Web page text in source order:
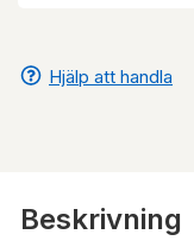
Hjälp att handla
Beskrivning